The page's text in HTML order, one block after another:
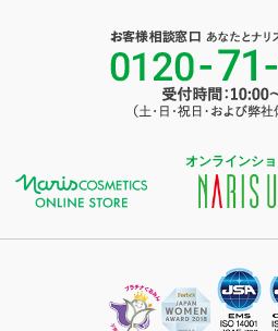
オンラインシ